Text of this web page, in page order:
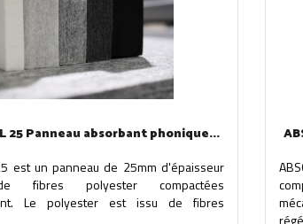
25 Panneau absorbant phonique...
est un panneau de 25mm d'épaisseur
fibres polyester compactées
Le polyester est issu de fibres